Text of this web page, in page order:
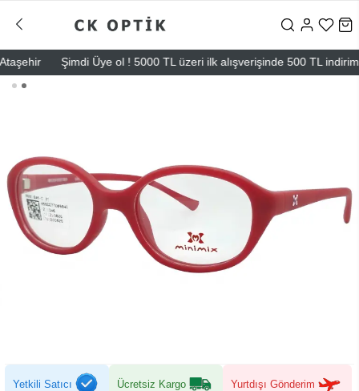
Şimdi Üye ol ! 5000 TL üzeri ilk alışverişinde 500 TL indirim
Yetkili Satıcı Ücretsiz Kargo Yurtdışı Gönderim